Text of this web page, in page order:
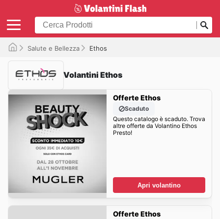
Salute e Bellezza Ethos
Volantini Ethos
Offerte Ethos
Scaduto
Questo catalogo è scaduto. Trova
altre offerte da Volantino Ethos
Presto!
Apri volantino
Offerte Ethos